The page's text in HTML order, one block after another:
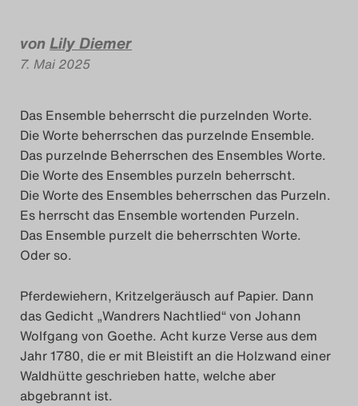
Das Theatertreffen-Blog
Das Theatertreffen-Blog
2021
Das Theatertreffen-Blog
2022
Das Theatertreffen-Blog
Das Theatertreffen-Blog
2024
Das Theatertreffen-Blog
vonLily Diemer
7. Mai 2025
Das Ensemble beherrscht die purzelnden Worte.
Die Worte beherrschen das purzelnde Ensemble.
Das purzelnde Beherrschen des Ensembles Worte.
Die Worte des Ensembles purzeln beherrscht.
Die Worte des Ensembles beherrschen das Purzeln.
Es herrscht das Ensemble wortenden Purzeln.
Das Ensemble purzelt die beherrschten Worte.
Oder so.
Pferdewiehern, Kritzelgeräusch auf Papier. Dann
das Gedicht „Wandrers Nachtlied“ von Johann
Wolfgang von Goethe. Acht kurze Verse aus dem
Jahr 1780, die er mit Bleistift an die Holzwand einer
Waldhütte geschrieben hatte, welche aber
abgebrannt ist.